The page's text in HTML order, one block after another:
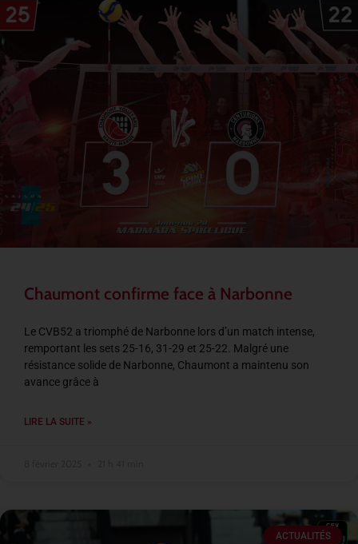
Chaumont confirme face à Narbonne
Le CVB52 a triomphé de Narbonne lors d’un match intense,
remportant les sets 25-16, 31-29 et 25-22. Malgré une
résistance solide de Narbonne, Chaumont a maintenu son
avance grâce à
LIRE LA SUITE »
ACTUALITÉS